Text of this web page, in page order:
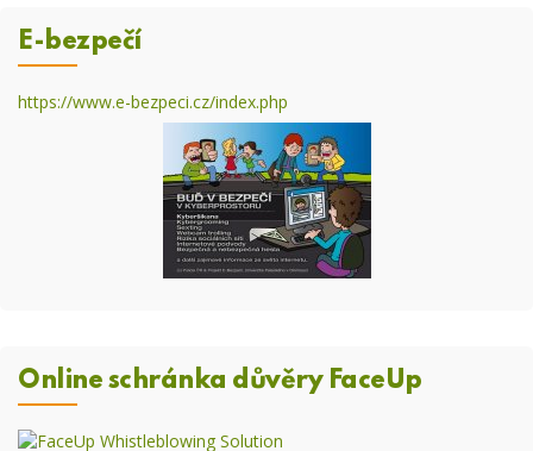
E-bezpečí
https://www.e-bezpeci.cz/index.php
Online schránka důvěry FaceUp